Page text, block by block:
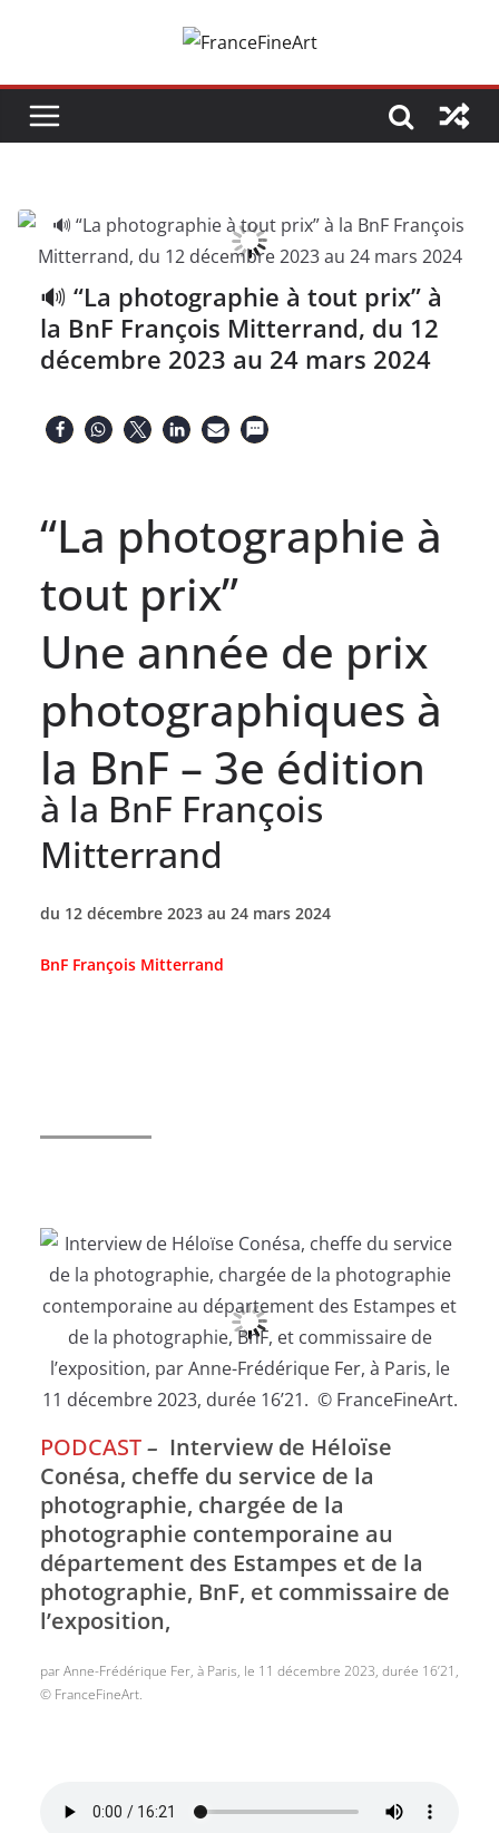
🔊 “La photographie à tout prix” à
la BnF François Mitterrand, du 12
décembre 2023 au 24 mars 2024
“La photographie à
tout prix”
Une année de prix
photographiques à
la BnF – 3e édition
à la BnF François
Mitterrand
du 12 décembre 2023 au 24 mars 2024
BnF François Mitterrand
PODCAST– Interview de Héloïse
Conésa, cheffe du service de la
photographie, chargée de la
photographie contemporaine au
département des Estampes et de la
photographie, BnF, et commissaire de
l’exposition,
par Anne-Frédérique Fer, à Paris, le 11 décembre 2023, durée 16’21,
© FranceFineArt.